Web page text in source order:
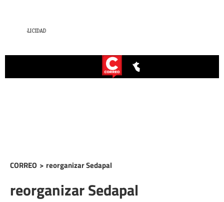
CORREO > reorganizar Sedapal
reorganizar Sedapal